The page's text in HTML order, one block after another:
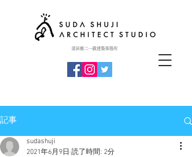
​須田修二一級建築事務所
記事
sudashuji
2021年6月9日 読了時間: 2分